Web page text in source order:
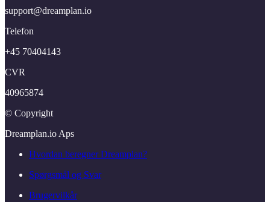
support@​dreamplan.​io
Telefon
+45 70404143
CVR
40965874
© Copyright
Dreamplan.​io Aps
Hvordan beregner Dreamplan?
Spørgsmål og Svar
Brugervilkår